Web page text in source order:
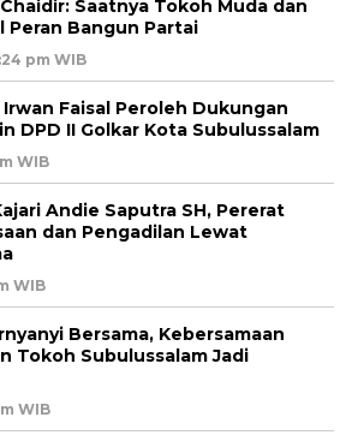
Saatnya Tokoh Muda dan
Peran Bangun Partai
pm WIB
Irwan Faisal Peroleh Dukungan
DPD II Golkar Kota Subulussalam
WIB
Andie Saputra SH, Pererat
dan Pengadilan Lewat
WIB
Bersama, Kebersamaan
Tokoh Subulussalam Jadi
WIB